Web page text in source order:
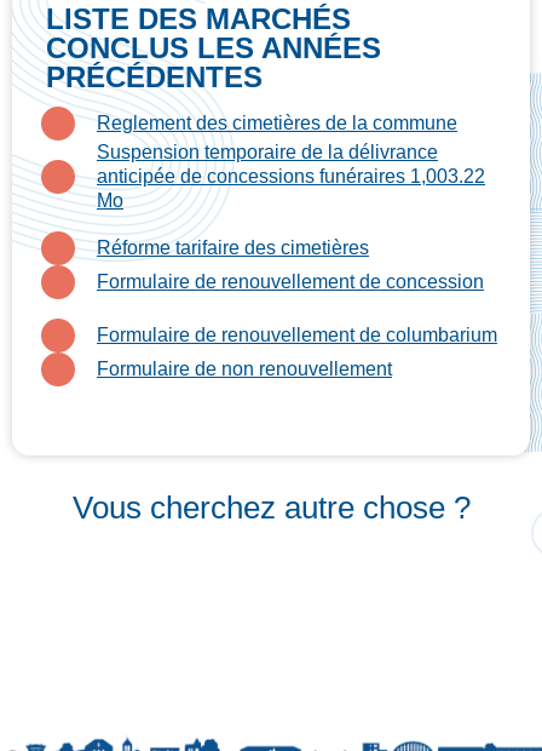
LISTE DES MARCHÉS
CONCLUS LES ANNÉES
PRÉCÉDENTES
Reglement des cimetières de la commune
Suspension temporaire de la délivrance
anticipée de concessions funéraires 1,003.22
Mo
Réforme tarifaire des cimetières
Formulaire de renouvellement de concession
Formulaire de renouvellement de columbarium
Formulaire de non renouvellement
Vous cherchez autre chose ?